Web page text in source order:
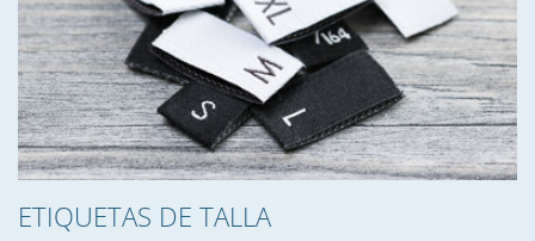
ETIQUETAS DE TALLA